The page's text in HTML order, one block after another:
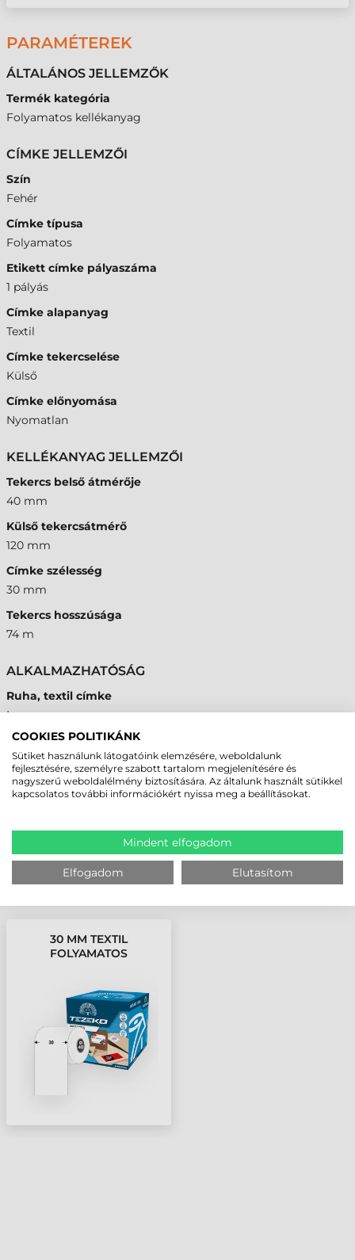
PARAMÉTEREK
ÁLTALÁNOS JELLEMZŐK
Termék kategória
Folyamatos kellékanyag
CÍMKE JELLEMZŐI
Szín
Fehér
Címke típusa
Folyamatos
Etikett címke pályaszáma
1 pályás
Címke alapanyag
Textil
Címke tekercselése
Külső
Címke előnyomása
Nyomatlan
KELLÉKANYAG JELLEMZŐI
Tekercs belső átmérője
40 mm
Külső tekercsátmérő
120 mm
Címke szélesség
30 mm
Tekercs hosszúsága
74 m
ALKALMAZHATÓSÁG
Ruha, textil címke
Igen
MEGBÍZHAT BENNÜNK! ISMERJE MEG
VÁSÁRLÓINK VÉLEMÉNYÉT
KÖVESSE BE YOUTUBE CSATORNÁNKAT!
LEGUTÓBB MEGTEKINTETT TERMÉKEK
30 MM TEXTIL
FOLYAMATOS
COOKIES POLITIKÁNK
Sütiket használunk látogatóink elemzésére, weboldalunk
fejlesztésére, személyre szabott tartalom megjelenítésére és
nagyszerű weboldalélmény biztosítására. Az általunk használt sütikkel
kapcsolatos további információkért nyissa meg a beállításokat.
Mindent elfogadom
Elfogadom Elutasítom